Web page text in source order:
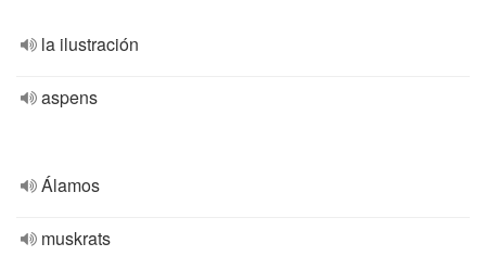
la ilustración
aspens
Álamos
muskrats